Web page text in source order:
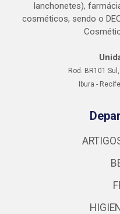
lanchonetes),
cosméticos, sendo o
Rod. BR101
Ibura -